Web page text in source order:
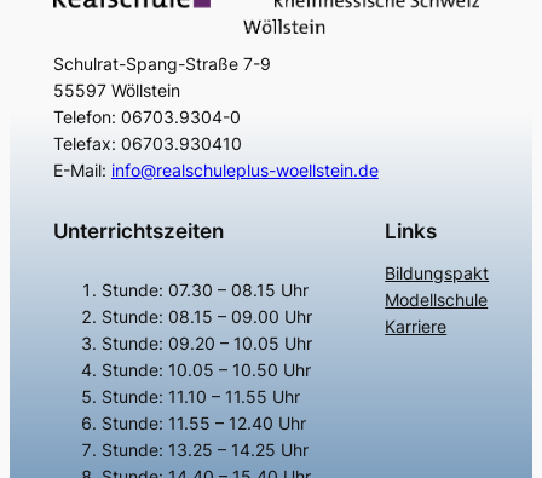
Schulrat-Spang-Straße 7-9
55597 Wöllstein
Telefon: 06703.9304-0
Telefax: 06703.930410
E-Mail: info@realschuleplus-woellstein.de
Unterrichtszeiten
Stunde: 07.30 – 08.15 Uhr
Stunde: 08.15 – 09.00 Uhr
Stunde: 09.20 – 10.05 Uhr
Stunde: 10.05 – 10.50 Uhr
Stunde: 11.10 – 11.55 Uhr
Stunde: 11.55 – 12.40 Uhr
Stunde: 13.25 – 14.25 Uhr
Links
Bildungspakt
Modellschule
Karriere